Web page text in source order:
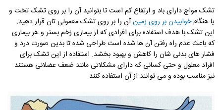
تشک مواج دارای باد و ارتفاع کم است تا بتوانید آن را بر روی تشک تخت و
یا هنگامخوابیدن بر روی زمینآن را بر روی تشک معمولی تان قرار دهید.
این تشک با هدف استفاده برای افرادی که از بیماری زخم بستر و هر بیماری
که باعث عدم راه رفتن آن ها شده است طراحی شده تا بدین صورت درد و
فشار های بدنی شان را کاهش و بهبود بخشد. استفاده از این تشک برای
افراد معلول و حتی کسانی که دارای مشکلاتی مانند ضعف عضلانی هستند
نیز مناسب بوده و می توانند از آن استفاده کنند.